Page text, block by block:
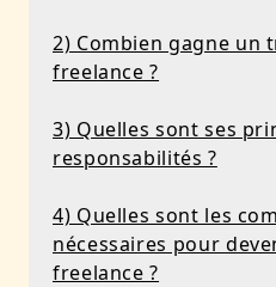
2) Combien gagne un
freelance ?
3) Quelles sont ses
responsabilités ?
4) Quelles sont les
nécessaires pour
freelance ?